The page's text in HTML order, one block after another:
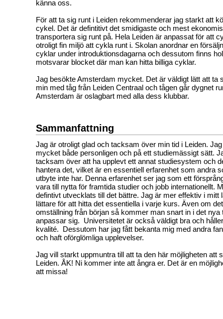
känna oss.
För att ta sig runt i Leiden rekommenderar jag starkt att
cykel. Det är defintitivt det smidigaste och mest
transportera sig runt på. Hela Leiden är anpassat för att
otroligt fin miljö att cykla runt i. Skolan anordnar en
cyklar under introduktionsdagarna och dessutom finns
motsvarar blocket där man kan hitta billiga cyklar.
Jag besökte Amsterdam mycket. Det är väldigt lätt att ta
min med tåg från Leiden Centraal och tågen går dygnet
Amsterdam är oslagbart med alla dess klubbar.
Sammanfattning
Jag är otroligt glad och tacksam över min tid i Leiden.
mycket både personligen och på ett studiemässigt sätt.
tacksam över att ha upplevt ett annat studiesystem och
hantera det, vilket är en essentiell erfarenhet som andra
utbyte inte har. Denna erfarenhet ser jag som ett
vara till nytta för framtida studier och jobb internationellt.
defintivt utvecklats till det bättre. Jag är mer effektiv i mitt
lättare för att hitta det essentiella i varje kurs. Även om
omställning från början så kommer man snart in i det nya
anpassar sig. Universitetet är också väldigt bra och
kvalité. Dessutom har jag fått bekanta mig med andra
och haft oförglömliga upplevelser.
Jag vill starkt uppmuntra till att ta den här möjligheten att
Leiden. ÅK! Ni kommer inte att ångra er. Det är en
att missa!